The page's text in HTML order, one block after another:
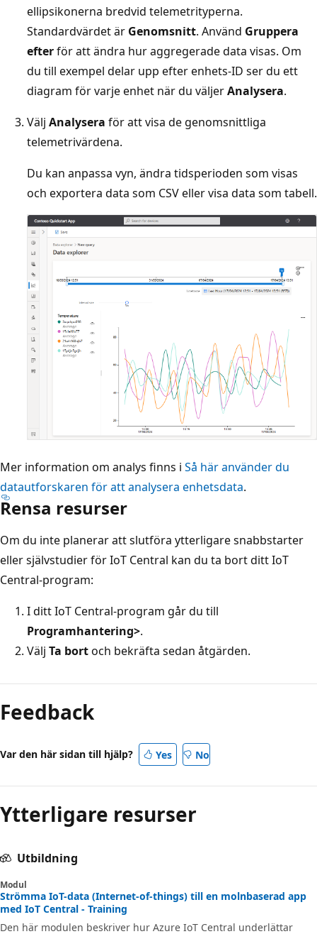
ellipsikonerna bredvid telemetrityperna.
Standardvärdet är Genomsnitt. Använd Gruppera
efterför att ändra hur aggregerade data visas. Om
du till exempel delar upp efter enhets-ID ser du ett
diagram för varje enhet när du väljerAnalysera.
Välj Analysera för att visa de genomsnittliga
telemetrivärdena.
Du kan anpassa vyn, ändra tidsperioden som visas
och exportera data som CSV eller visa data som tabell.
Mer information om analys finns i Så här använder du
datautforskaren för att analysera enhetsdata.
Rensa resurser
Om du inte planerar att slutföra ytterligare snabbstarter
eller självstudier för IoT Central kan du ta bort ditt IoT
Central-program:
I ditt IoT Central-program går du till
Programhantering>.
Välj Ta bortoch bekräfta sedan åtgärden.
Feedback
Var den här sidan till hjälp? Yes No
Ytterligare resurser
Utbildning
Modul
Strömma IoT-data (Internet-of-things) till en molnbaserad app
med IoT Central - Training
Den här modulen beskriver hur Azure IoT Central underlättar